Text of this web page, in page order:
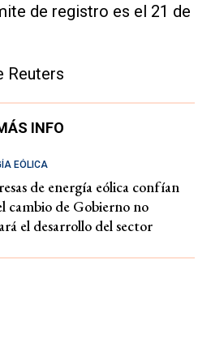
de registro es el 21 de
Reuters
INFO
EÓLICA
de energía eólica confían
cambio de Gobierno no
el desarrollo del sector